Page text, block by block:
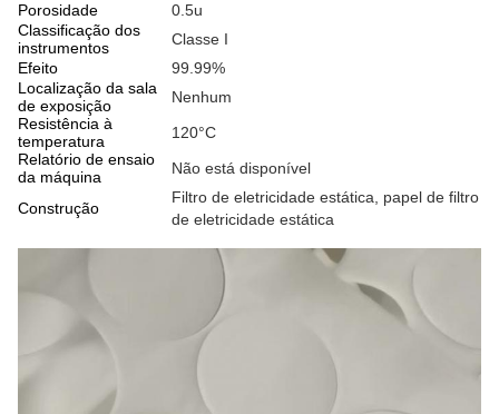
Porosidade
0.5u
Classificação dos
instrumentos
Classe I
Efeito
99.99%
Localização da sala
de exposição
Nenhum
Resistência à
temperatura
120°C
Relatório de ensaio
da máquina
Não está disponível
Construção
Filtro de eletricidade estática, papel de filtro
de eletricidade estática